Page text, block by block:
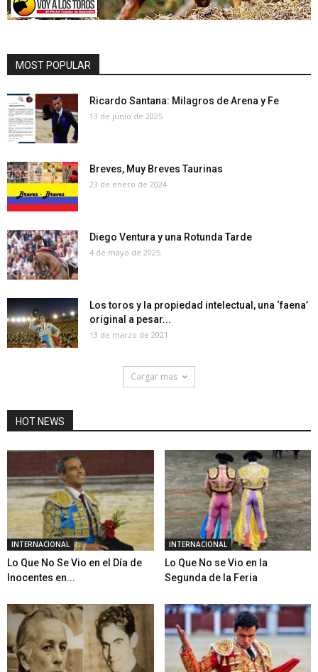
MOST POPULAR
Ricardo Santana: Milagros de Arena y Fe
13 de junio de 2025
Breves, Muy Breves Taurinas
23 de enero de 2024
Diego Ventura y una Rotunda Tarde
4 de mayo de 2025
Los toros y la propiedad intelectual, una ‘faena’
original a pesar...
13 de marzo de 2021
Cargar mas
HOT NEWS
INTERNACIONAL
Lo Que No Se Vio en el Día de
Inocentes en...
INTERNACIONAL
Lo Que No se Vio en la
Segunda de la Feria